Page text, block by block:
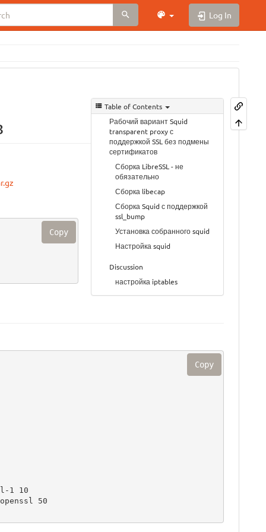
Log In
Table of Contents
Рабочий вариант Squid
transparent proxy с
поддержкой SSL без подмены
сертификатов
Сборка LibreSSL - не
обязательно
Сборка libecap
Сборка Squid с поддержкой
ssl_bump
Установка собранного squid
Настройка squid
Discussion
настройка iptables
Copy
1 10
50
Copy